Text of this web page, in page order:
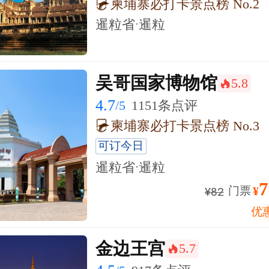
柬埔寨必打卡景点榜 No.2
暹粒省·暹粒
吴哥国家博物馆 󰺂5.8
4.7/5 1151条点评
柬埔寨必打卡景点榜 No.3
可订今日
暹粒省·暹粒
¥82 门票¥
优
金边王宫 󰺂5.7